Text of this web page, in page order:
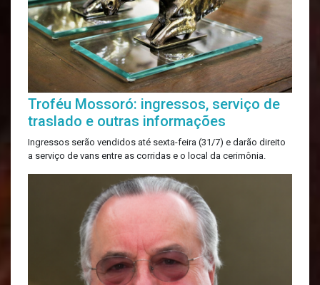
Troféu Mossoró: ingressos, serviço de
traslado e outras informações
Ingressos serão vendidos até sexta-feira (31/7) e darão direito
a serviço de vans entre as corridas e o local da cerimônia.